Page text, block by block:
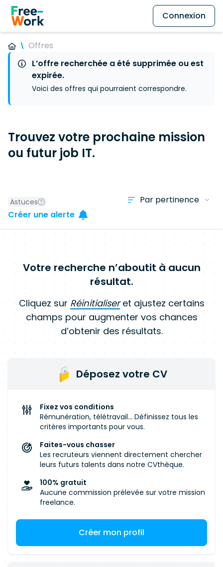
Connexion
Offres
L’offre recherchée a été supprimée ou est
expirée.
Voici des offres qui pourraient correspondre.
Trouvez votre prochaine mission
ou futur job IT.
Astuces
Créer une alerte
Votre recherche n’aboutit à aucun
résultat.
Cliquez sur Réinitialiseret ajustez certains
champs pour augmenter vos chances
d’obtenir des résultats.
Déposez votre CV
Fixez vos conditions
Rémunération, télétravail... Définissez tous les
critères importants pour vous.
Faites-vous chasser
Les recruteurs viennent directement chercher
leurs futurs talents dans notre CVthèque.
100% gratuit
Aucune commission prélevée sur votre mission
freelance.
Créer mon profil